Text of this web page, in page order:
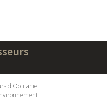
d'Occitanie